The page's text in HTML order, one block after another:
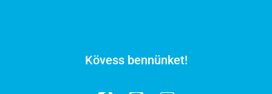
Kövess bennünket!